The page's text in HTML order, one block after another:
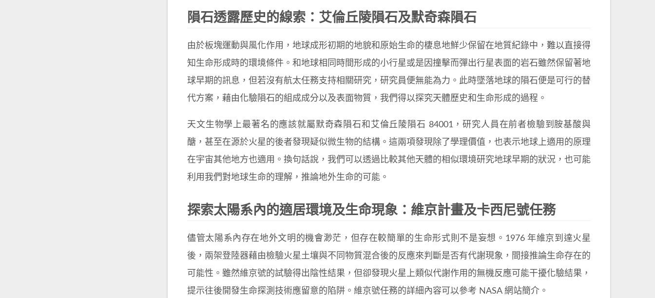
隕石透露歷史的線索：艾倫丘陵隕石及默奇森隕石
由於板塊運動與風化作用，地球成形初期的地貌和原始生命的棲息地鮮少保留在地質紀錄中，難以直接得
知生命形成時的環境條件。和地球相同時間形成的小行星或是因撞擊而彈出行星表面的岩石雖然保留著地
球早期的訊息，但若沒有航太任務支持相關研究，研究員便無能為力。此時墜落地球的隕石便是可行的替
代方案，藉由化驗隕石的組成成分以及表面物質，我們得以探究天體歷史和生命形成的過程。
天文生物學上最著名的應該就屬默奇森隕石和艾倫丘陵隕石 84001，研究人員在前者檢驗到胺基酸與
醣，甚至在源於火星的後者發現疑似微生物的結構。這兩項發現除了學理價值，也表示地球上適用的原理
在宇宙其他地方也適用。換句話說，我們可以透過比較其他天體的相似環境研究地球早期的狀況，也可能
利用我們對地球生命的理解，推論地外生命的可能。
探索太陽系內的適居環境及生命現象：維京計畫及卡西尼號任務
儘管太陽系內存在地外文明的機會渺茫，但存在較簡單的生命形式則不是妄想。1976 年維京到達火星
後，兩架登陸器藉由檢驗火星土壤與不同物質混合後的反應來判斷是否有代謝現象，間接推論生命存在的
可能性。雖然維京號的試驗得出陰性結果，但卻發現火星上類似代謝作用的無機反應可能干擾化驗結果，
提示往後開發生命探測技術應留意的陷阱。維京號任務的詳細內容可以參考 NASA 網站簡介。